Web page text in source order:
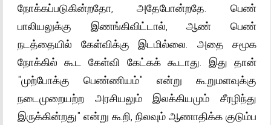
நோக்கப்படுகின்றதோ, அதேபோன்றதே. பெண்
பாலியலுக்கு இணங்கிவிட்டால், ஆண் பெண்
நடத்தையில் கேள்விக்கு இடமில்லை. அதை சமூக
நோக்கில் கூட கேள்வி கேட்கக் கூடாது. இது தான்
"முற்போக்கு பெண்ணியம்" என்று கூறுமளவுக்கு
நடைமுறையற்ற அரசியலும் இலக்கியமும் சீரழிந்து
இருக்கின்றது" என்று கூறி, நிலவும் ஆணாதிக்க குடும்ப